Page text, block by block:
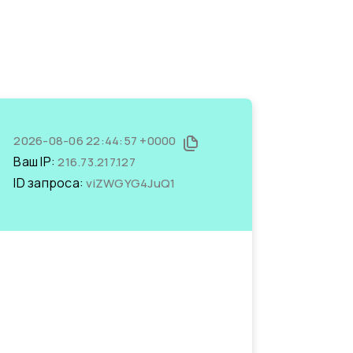
2026-08-06 22:44:57 +0000
Ваш IP:216.73.217.127
ID запроса:viZWGYG4JuQ1